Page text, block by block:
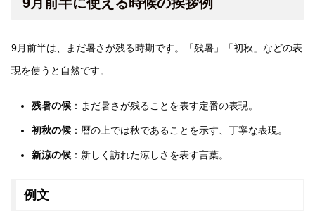
9月前半は、まだ暑さが残る時期です。「残暑」「初秋」などの表
現を使うと自然です。
残暑の候：まだ暑さが残ることを表す定番の表現。
初秋の候：暦の上では秋であることを示す、丁寧な表現。
新涼の候：新しく訪れた涼しさを表す言葉。
例文